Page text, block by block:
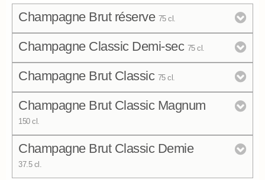
6 6
Total
6 6
Total
Quantité
6 6
Bouteille (75 cl.)
Quantité
Champagne Brut réserve 75 cl.
18.50 € TTC
Bouteille (75 cl.)
Quantité
Champagne Classic Demi-sec 75 cl.
17.00 € TTC
Bouteille (75 cl.)
Quantité
Champagne Brut Classic 75 cl.
17.00 € TTC
Champagne Brut Classic Magnum
150 cl.
39.00 € TTC
Champagne Brut Classic Demie
37.5 cl.